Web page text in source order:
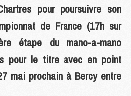
pour poursuivre son
de France (17h sur
étape du mano-a-mano
pour le titre avec en point
mai prochain à Bercy entre